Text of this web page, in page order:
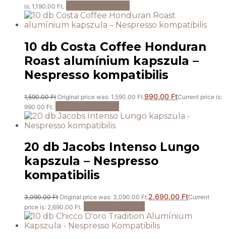
is: 1,190.00 Ft.
10 db Costa Coffee Honduran
Roast alumínium kapszula –
Nespresso kompatibilis
1,590.00Ft Original price was: 1,590.00 Ft.990.00 FtCurrent price is:
990.00 Ft.
20 db Jacobs Intenso Lungo
kapszula – Nespresso
kompatibilis
3,090.00Ft Original price was: 3,090.00 Ft.2,690.00 FtCurrent
price is: 2,690.00 Ft.